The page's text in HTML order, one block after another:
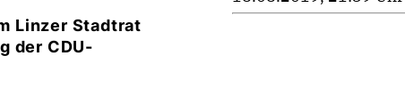
Linzer Stadtrat
der CDU-